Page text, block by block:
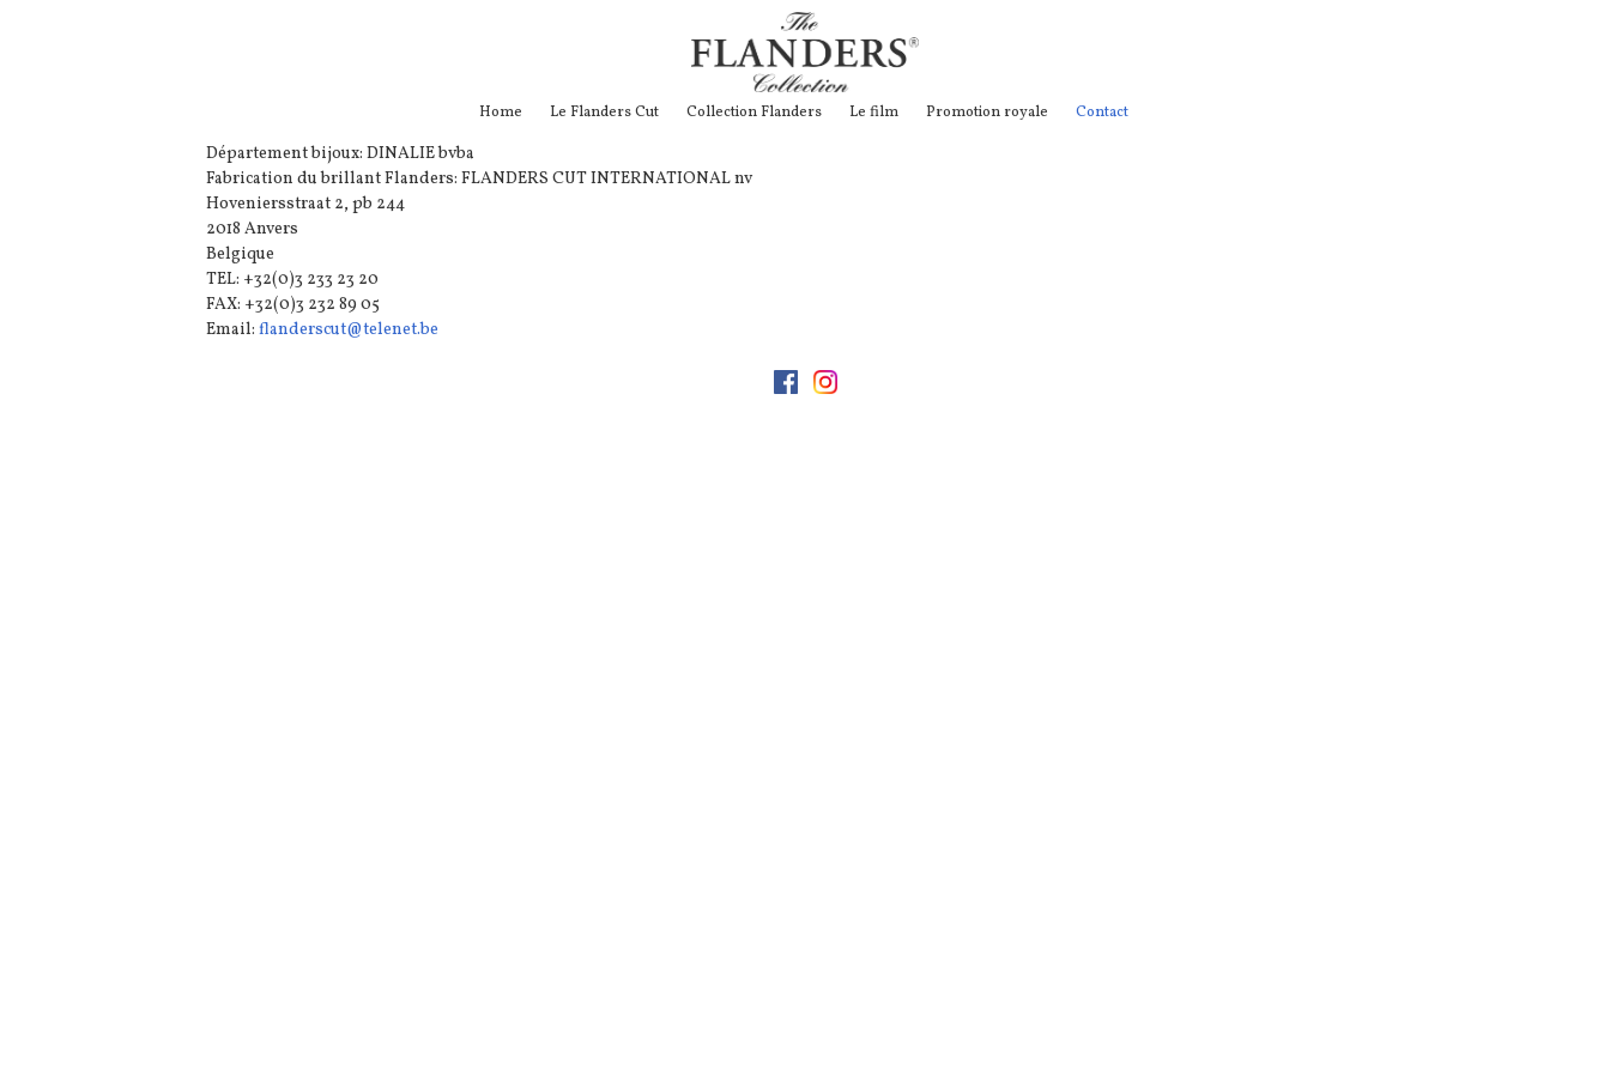
Home Le Flanders Cut Collection Flanders Le film Promotion royale Contact
Département bijoux: DINALIE bvba
Fabrication du brillant Flanders: FLANDERS CUT INTERNATIONAL nv
Hoveniersstraat 2, pb 244
2018 Anvers
Belgique
TEL: +32(0)3 233 23 20
FAX: +32(0)3 232 89 05
Email: flanderscut@telenet.be